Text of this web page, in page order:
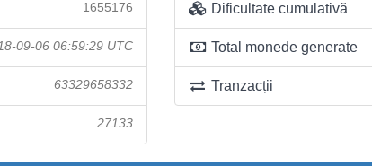
1655176
09-06 06:59:29 UTC
63329658332
27133
Dificultate cumulativă
Total monede generate
Tranzacții